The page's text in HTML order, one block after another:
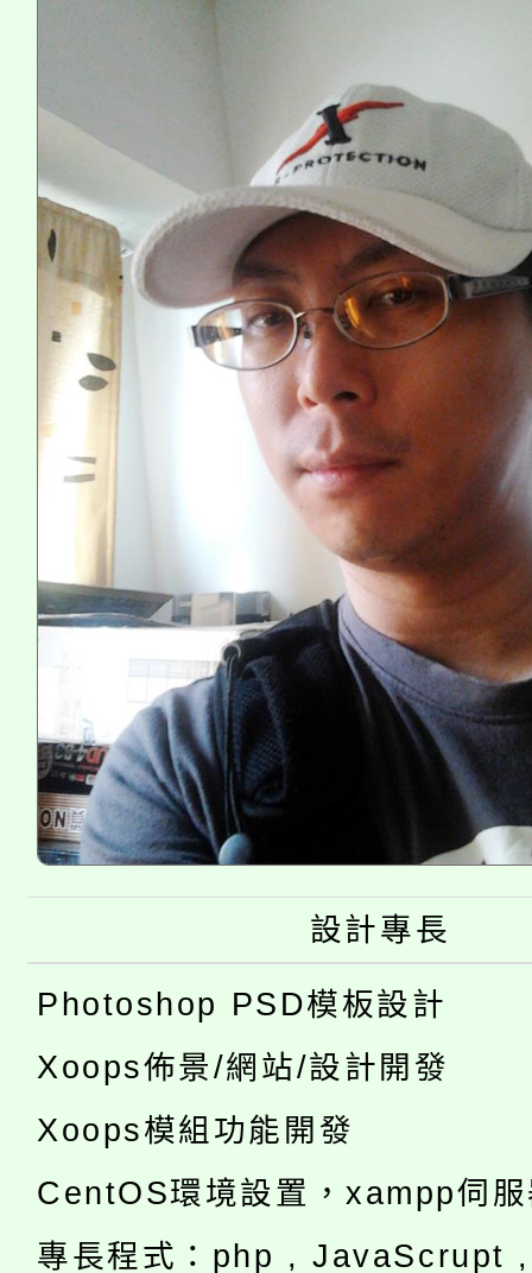
設計專長
Photoshop PSD模板設計
Xoops佈景/網站/設計開發
Xoops模組功能開發
CentOS環境設置，xampp伺
專長程式：php , JavaScrupt